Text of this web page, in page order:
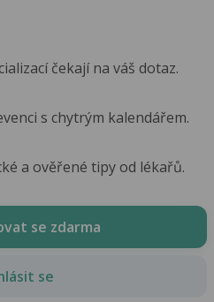
čekají na váš dotaz.
s chytrým kalendářem.
a ověřené tipy od lékařů.
se zdarma
se